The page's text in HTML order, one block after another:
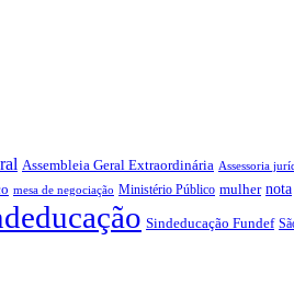
Assembleia Geral Extraordinária Assessoria
mesa de negociação Ministério Público mulher nota
Sindeducação Fundef